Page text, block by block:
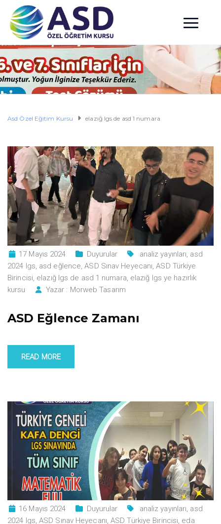
Asd Özel Eğitim Kursu elazığ lgs de asd 1 numara
17 Mayıs 2024 Duyurular analiz yayınları, asd
2024 lgs, asd eğlence,ASD Sınav Heyecanı,ASD Türkiye
Birincisi, elazığ lgs de asd 1 numara, elazığ lgs ye hazırlık
kursu
Yazar : Morweb Tasarım
ASD Eğlence Zamanı
READ MORE
16 Mayıs 2024 Duyurular analiz yayınları, asd
2024 lgs,ASD Sınav Heyecanı,ASD Türkiye Birincisi, eda